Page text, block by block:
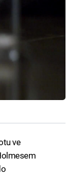
ve